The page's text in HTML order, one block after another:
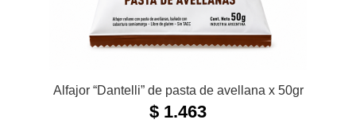
Alfajor “Dantelli” de pasta de avellana x 50gr
$ 1.463